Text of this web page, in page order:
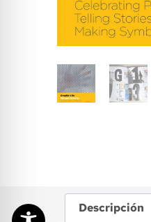
Descripción